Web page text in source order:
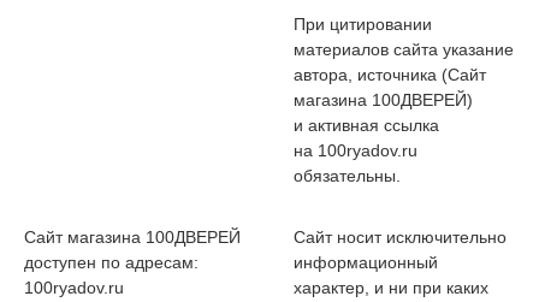
При цитировании
материалов сайта указание
автора, источника (Сайт
магазина 100ДВЕРЕЙ)
и активная ссылка
на 100ryadov.ru
обязательны.
Сайт магазина 100ДВЕРЕЙ
доступен по адресам:
100ryadov.ru
Сайт носит исключительно
информационный
характер, и ни при каких